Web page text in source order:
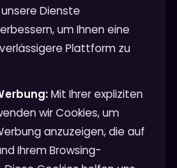
Dienste
um Ihnen eine
Plattform zu
Mit Ihrer expliziten
wir Cookies, um
anzuzeigen, die auf
Ihrem Browsing-